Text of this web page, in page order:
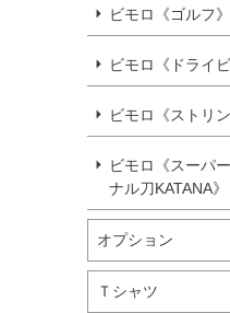
ビモロ《ゴルフ》
ビモロ《ドライビ
ビモロ《ストリン
ビモロ《スーパ
ナル刀KATANA》
オプション
Ｔシャツ